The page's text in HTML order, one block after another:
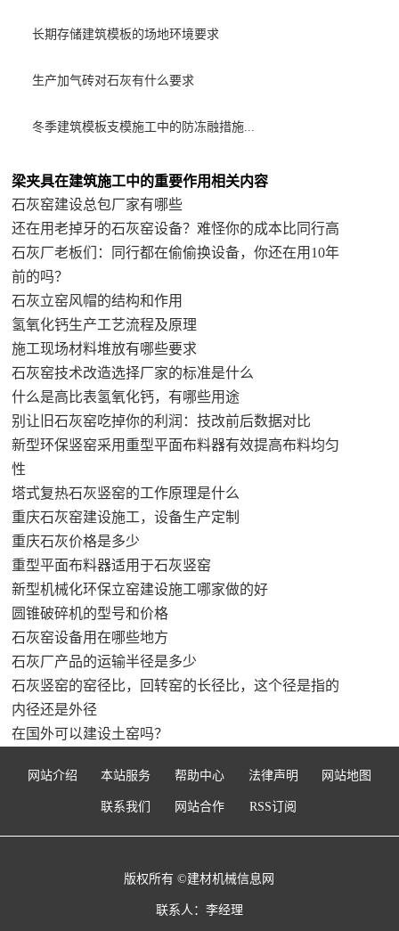
长期存储建筑模板的场地环境要求
生产加气砖对石灰有什么要求
冬季建筑模板支模施工中的防冻融措施...
梁夹具在建筑施工中的重要作用相关内容
石灰窑建设总包厂家有哪些
还在用老掉牙的石灰窑设备？难怪你的成本比同行高
石灰厂老板们：同行都在偷偷换设备，你还在用10年
前的吗？
石灰立窑风帽的结构和作用
氢氧化钙生产工艺流程及原理
施工现场材料堆放有哪些要求
石灰窑技术改造选择厂家的标准是什么
什么是高比表氢氧化钙，有哪些用途
别让旧石灰窑吃掉你的利润：技改前后数据对比
新型环保竖窑采用重型平面布料器有效提高布料均匀
性
塔式复热石灰竖窑的工作原理是什么
重庆石灰窑建设施工，设备生产定制
重庆石灰价格是多少
重型平面布料器适用于石灰竖窑
新型机械化环保立窑建设施工哪家做的好
圆锥破碎机的型号和价格
石灰窑设备用在哪些地方
石灰厂产品的运输半径是多少
石灰竖窑的窑径比，回转窑的长径比，这个径是指的
内径还是外径
在国外可以建设土窑吗？
网站介绍 本站服务 帮助中心 法律声明 网站地图
联系我们 网站合作 RSS订阅
版权所有 ©建材机械信息网
联系人：李经理